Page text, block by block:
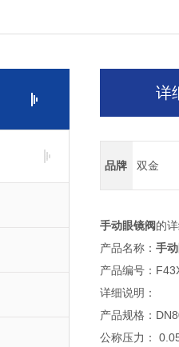
详
品牌 双金
手动眼镜阀的
产品名称：手
产品编号：
详细说明：
产品规格：
公称压力：